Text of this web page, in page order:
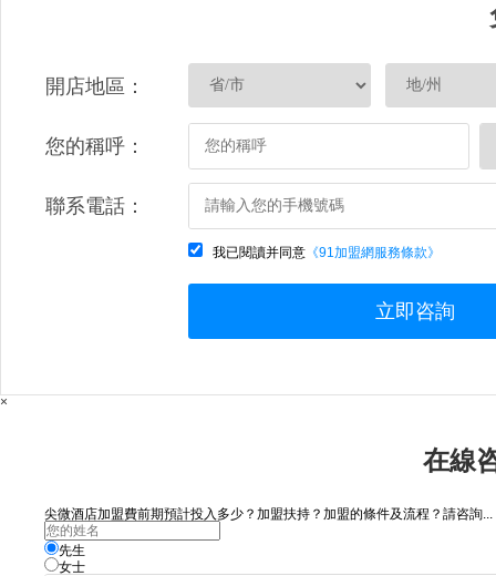
開店地區：
您的稱呼：
聯系電話：
我已閱讀并同意 《91加盟網服務條款》
立即咨詢
×
在線
尖微酒店加盟費前期預計投入多少？加盟扶持？加盟的條件及流程？請咨詢...
先生
女士